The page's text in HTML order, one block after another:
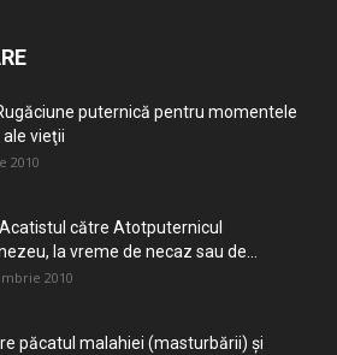
puternică pentru momentele
vieţii
2010
către Atotputernicul
la vreme de necaz sau de...
2010
păcatul malahiei (masturbării) şi